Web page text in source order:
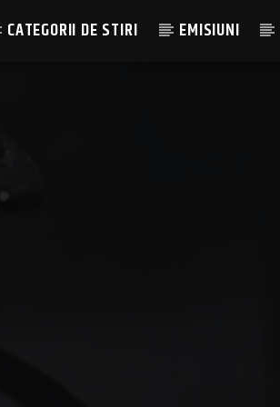
CATEGORII DE STIRI EMISIUNI